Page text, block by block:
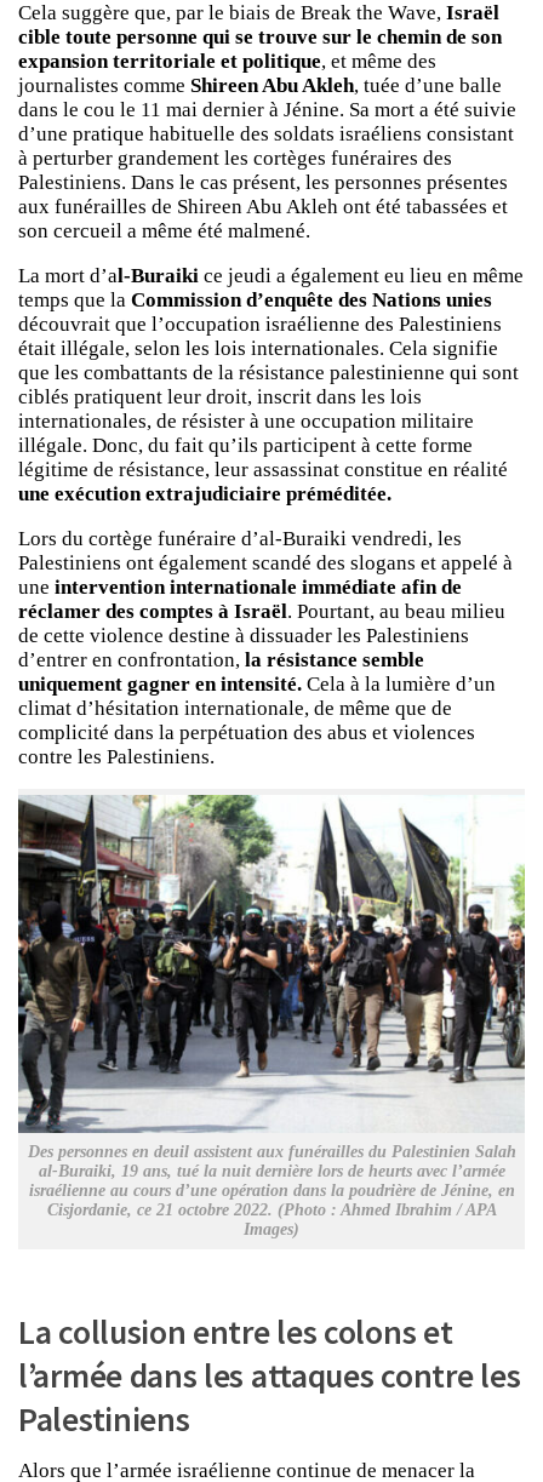
Cela suggère que, par le biais de Break the Wave, Israël
cible toute personne qui se trouve sur le chemin de son
expansion territoriale et politique, et même des
journalistes comme Shireen Abu Akleh, tuée d’une balle
dans le cou le 11 mai dernier à Jénine. Sa mort a été suivie
d’une pratique habituelle des soldats israéliens consistant
à perturber grandement les cortèges funéraires des
Palestiniens. Dans le cas présent, les personnes présentes
aux funérailles de Shireen Abu Akleh ont été tabassées et
son cercueil a même été malmené.
La mort d’al-Buraiki ce jeudi a également eu lieu en même
temps que la Commission d’enquête des Nations unies
découvrait que l’occupation israélienne des Palestiniens
était illégale, selon les lois internationales. Cela signifie
que les combattants de la résistance palestinienne qui sont
ciblés pratiquent leur droit, inscrit dans les lois
internationales, de résister à une occupation militaire
illégale. Donc, du fait qu’ils participent à cette forme
légitime de résistance, leur assassinat constitue en réalité
une exécution extrajudiciaire préméditée.
Lors du cortège funéraire d’al-Buraiki vendredi, les
Palestiniens ont également scandé des slogans et appelé à
une intervention internationale immédiate afin de
réclamer des comptes à Israël. Pourtant, au beau milieu
de cette violence destine à dissuader les Palestiniens
d’entrer en confrontation, la résistance semble
uniquement gagner en intensité. Cela à la lumière d’un
climat d’hésitation internationale, de même que de
complicité dans la perpétuation des abus et violences
contre les Palestiniens.
Des personnes en deuil assistent aux funérailles du Palestinien Salah
al-Buraiki, 19 ans, tué la nuit dernière lors de heurts avec l’armée
israélienne au cours d’une opération dans la poudrière de Jénine, en
Cisjordanie, ce 21 octobre 2022. (Photo : Ahmed Ibrahim / APA
Images)
La collusion entre les colons et
l’armée dans les attaques contre les
Palestiniens
Alors que l’armée israélienne continue de menacer la